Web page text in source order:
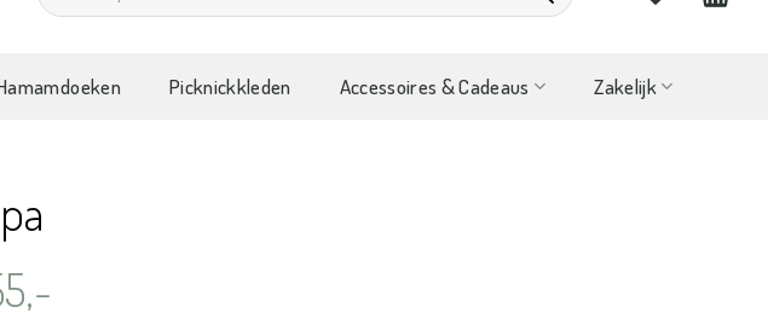
Picknickkleden Accessoires & Cadeaus Zakelijk